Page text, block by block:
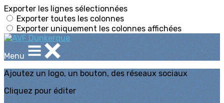
Exporter les lignes sélectionnées
Exporter toutes les colonnes
Exporter uniquement les colonnes affichées
Menu
Ajoutez un logo, un bouton, des réseaux sociaux
Cliquez pour éditer